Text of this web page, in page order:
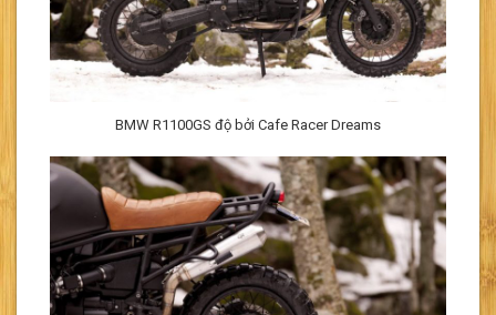
BMW R1100GS độ bởi Cafe Racer Dreams